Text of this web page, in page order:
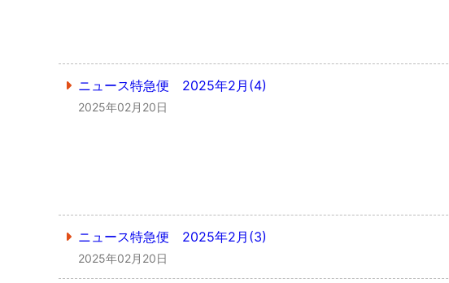
ニュース特急便 2025年2月(4)
2025年02月20日
ニュース特急便 2025年2月(3)
2025年02月20日